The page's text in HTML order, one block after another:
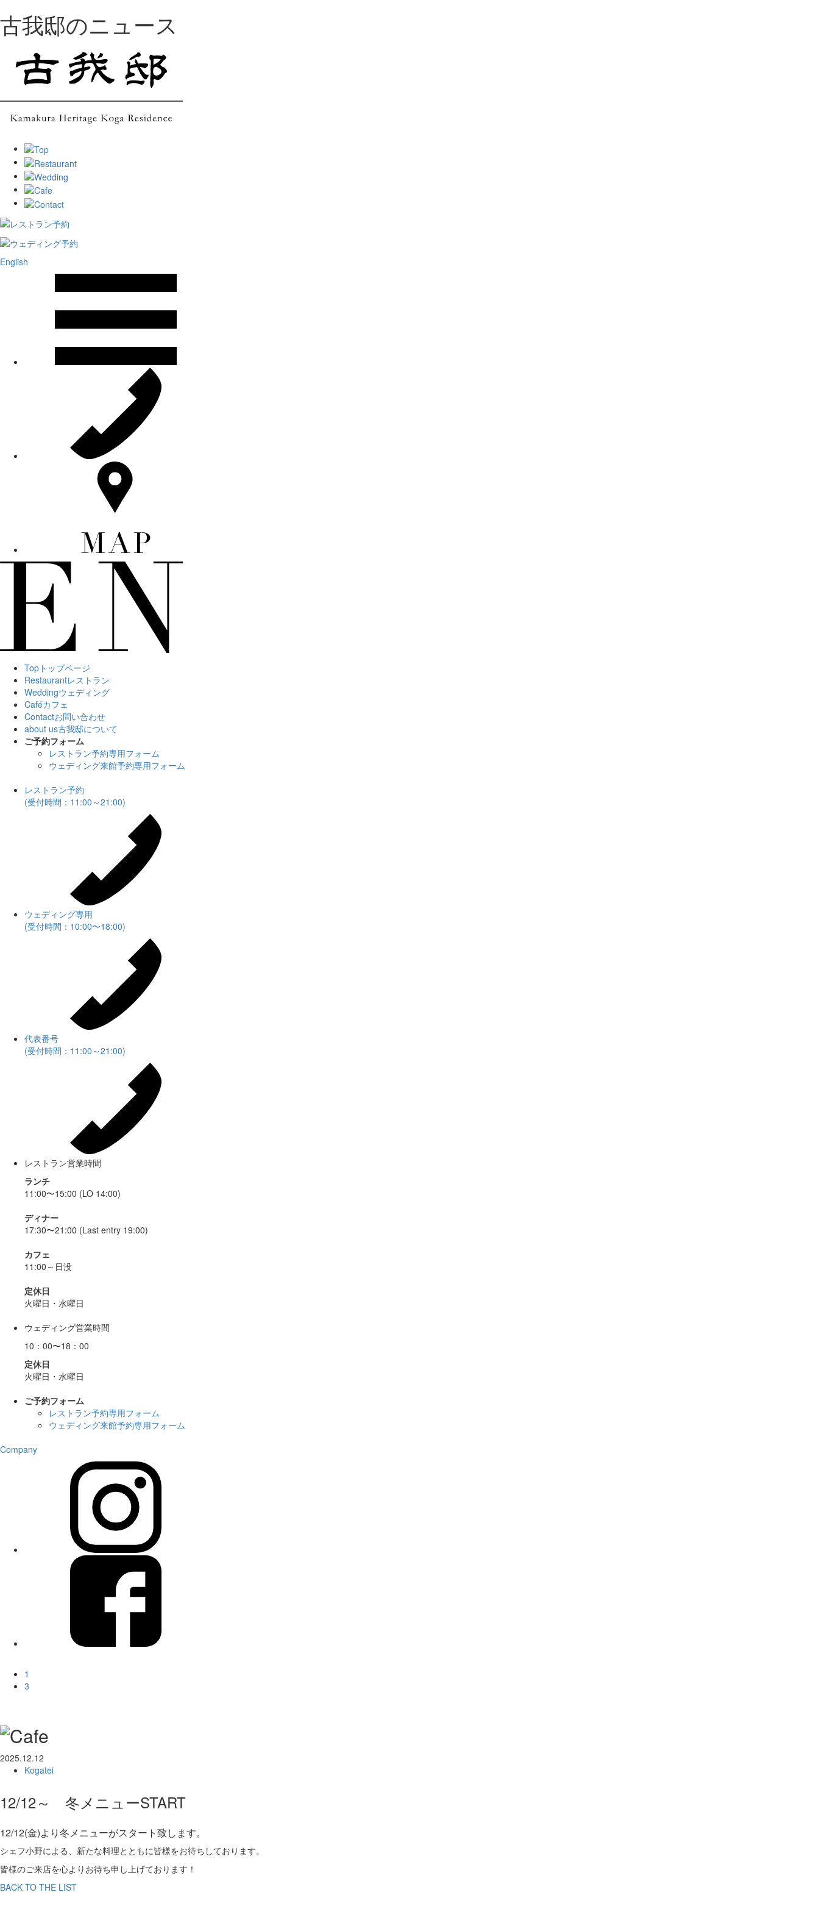
古我邸のニュース
English
Top トップページ
Restaurantレストラン
Weddingウェディング
Caféカフェ
Contactお問い合わせ
about us古我邸について
ご予約フォーム
レストラン予約専用フォーム
ウェディング来館予約専用フォーム
レストラン予約
(受付時間：11:00～21:00)
ウェディング専用
(受付時間：10:00〜18:00)
代表番号
(受付時間：11:00～21:00)
レストラン営業時間
ランチ
11:00〜15:00 (LO 14:00)
ディナー
17:30〜21:00 (Last entry 19:00)
カフェ
11:00～日没
定休日
火曜日・水曜日
ウェディング営業時間
10：00〜18：00
定休日
火曜日・水曜日
ご予約フォーム
レストラン予約専用フォーム
ウェディング来館予約専用フォーム
Company
1
3
2025.12.12
Kogatei
12/12～ 冬メニューSTART
12/12(金)より冬メニューがスタート致します。
シェフ小野による、新たな料理とともに皆様をお待ちしております。
皆様のご来店を心よりお待ち申し上げております！
BACK TO THE LIST